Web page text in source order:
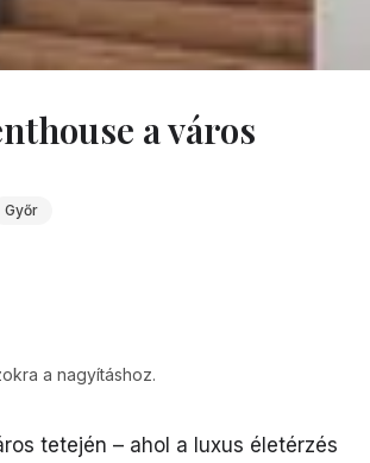
Luxus Penthouse Lakas Gyor 2
a város
Győr
a nagyításhoz.
tetején – ahol a luxus életérzés